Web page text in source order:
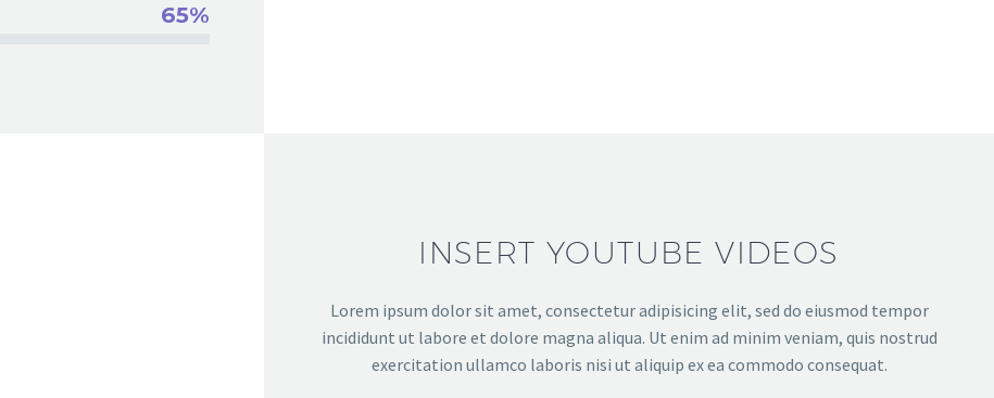
65%
INSERT YOUTUBE VIDEOS
Lorem ipsum dolor sit amet, consectetur adipisicing elit, sed do eiusmod tempor
incididunt ut labore et dolore magna aliqua. Ut enim ad minim veniam, quis nostrud
exercitation ullamco laboris nisi ut aliquip ex ea commodo consequat.